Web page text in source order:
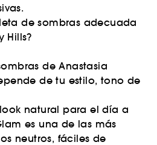
de sombras adecuada
Hills?
de Anastasia
de tu estilo, tono de
natural para el día a
es una de las más
neutros, fáciles de